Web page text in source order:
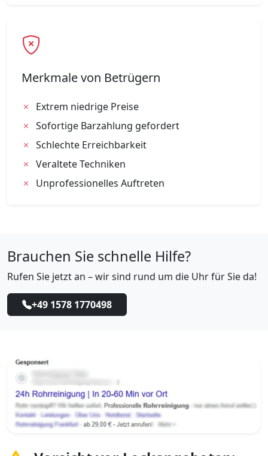
Merkmale von Betrügern
Extrem niedrige Preise
Sofortige Barzahlung gefordert
Schlechte Erreichbarkeit
Veraltete Techniken
Unprofessionelles Auftreten
Brauchen Sie schnelle Hilfe?
Rufen Sie jetzt an – wir sind rund um die Uhr für Sie da!
+49 1578 1770498